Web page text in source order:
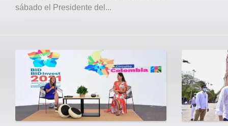
sábado el Presidente del...